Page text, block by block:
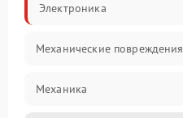
Электроника
Механические повреждения
Механика